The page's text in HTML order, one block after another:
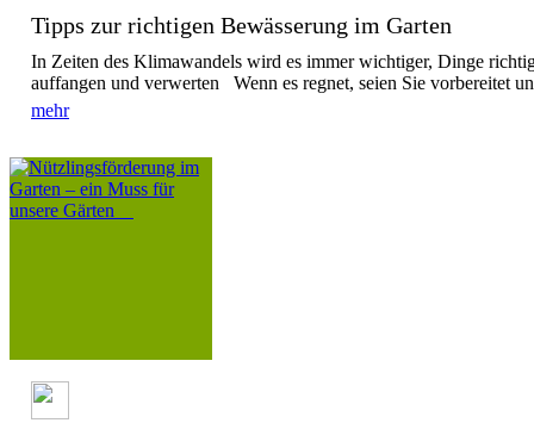
Tipps zur richtigen Bewässerung im Garten
In Zeiten des Klimawandels wird es immer wichtiger, Dinge
auffangen und verwerten Wenn es regnet, seien Sie vorbereitet
mehr